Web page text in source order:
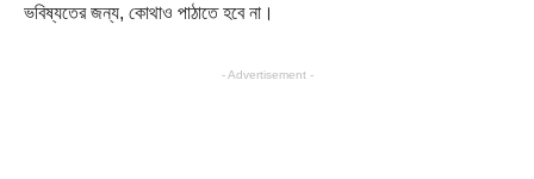
ভবিষ্যতের জন্য, কোথাও পাঠাতে হবে না।
- Advertisement -